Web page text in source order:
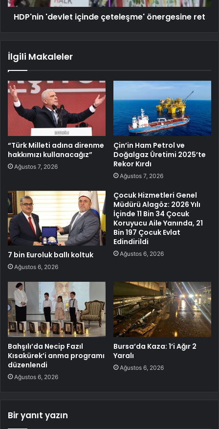
HDP'nin 'devlet içinde çeteleşme' önergesine ret
İlgili Makaleler
“Türk Milleti adına direnme
hakkımızı kullanacağız”
Ağustos 7, 2026
Çin’in Ham Petrol ve
Doğalgaz Üretimi 2025’te
Rekor Kırdı
Ağustos 7, 2026
7 bin Euroluk ballı koltuk
Ağustos 6, 2026
Çocuk Hizmetleri Genel
Müdürü Alagöz: 2026 Yılı
İçinde 11 Bin 34 Çocuk
Koruyucu Aile Yanında, 21
Bin 197 Çocuk Evlat
Edindirildi
Ağustos 6, 2026
Bahşılı’da Necip Fazıl
Kısakürek’i anma programı
düzenlendi
Ağustos 6, 2026
Bursa’da Kaza: 1’i Ağır 2
Yaralı
Ağustos 6, 2026
Bir yanıt yazın